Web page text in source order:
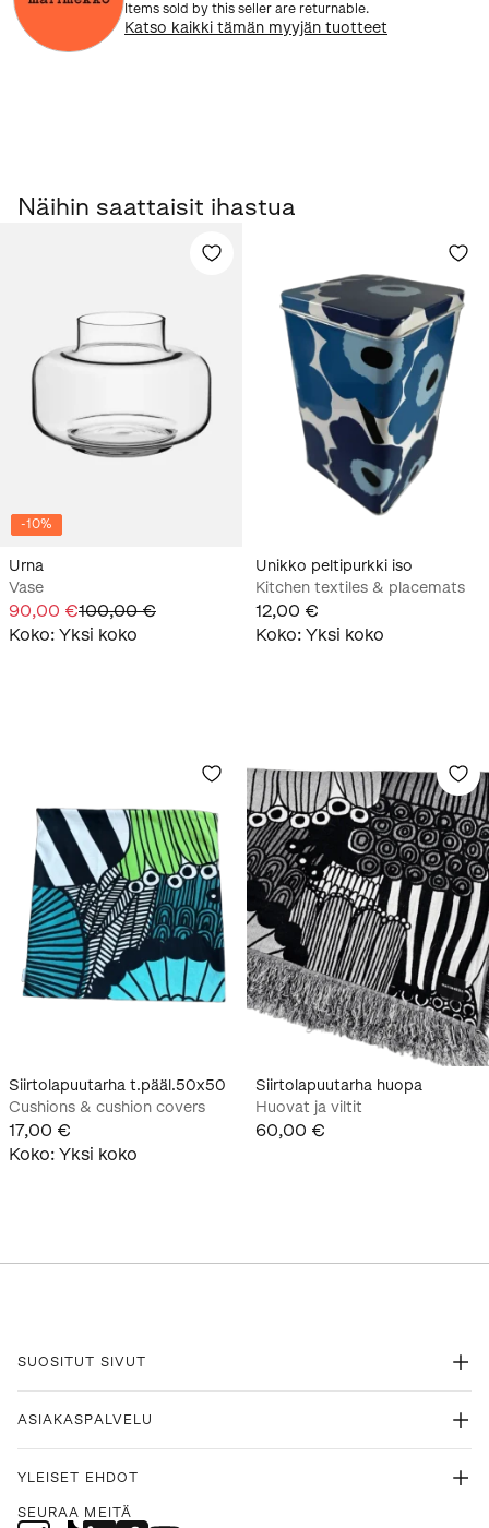
Items sold by this seller are returnable.
Katso kaikki tämän myyjän tuotteet
Näihin saattaisit ihastua
-10%
Urna
Vase
90,00 €100,00 €
Koko: Yksi koko
Unikko peltipurkki iso
Kitchen textiles & placemats
12,00 €
Koko: Yksi koko
Siirtolapuutarha t.pääl.50x50
Cushions & cushion covers
17,00 €
Koko: Yksi koko
Siirtolapuutarha huopa
Huovat ja viltit
60,00 €
SUOSITUT SIVUT
ASIAKASPALVELU
YLEISET EHDOT
SEURAA MEITÄ